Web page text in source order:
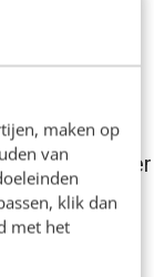
maken op
van
klik dan
met het